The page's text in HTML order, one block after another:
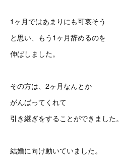
1ヶ月ではあまりにも可哀そう
と思い、もう1ヶ月辞めるのを
伸ばしました。
その方は、2ヶ月なんとか
がんばってくれて
引き継ぎをすることができました。
結婚に向け動いていました。